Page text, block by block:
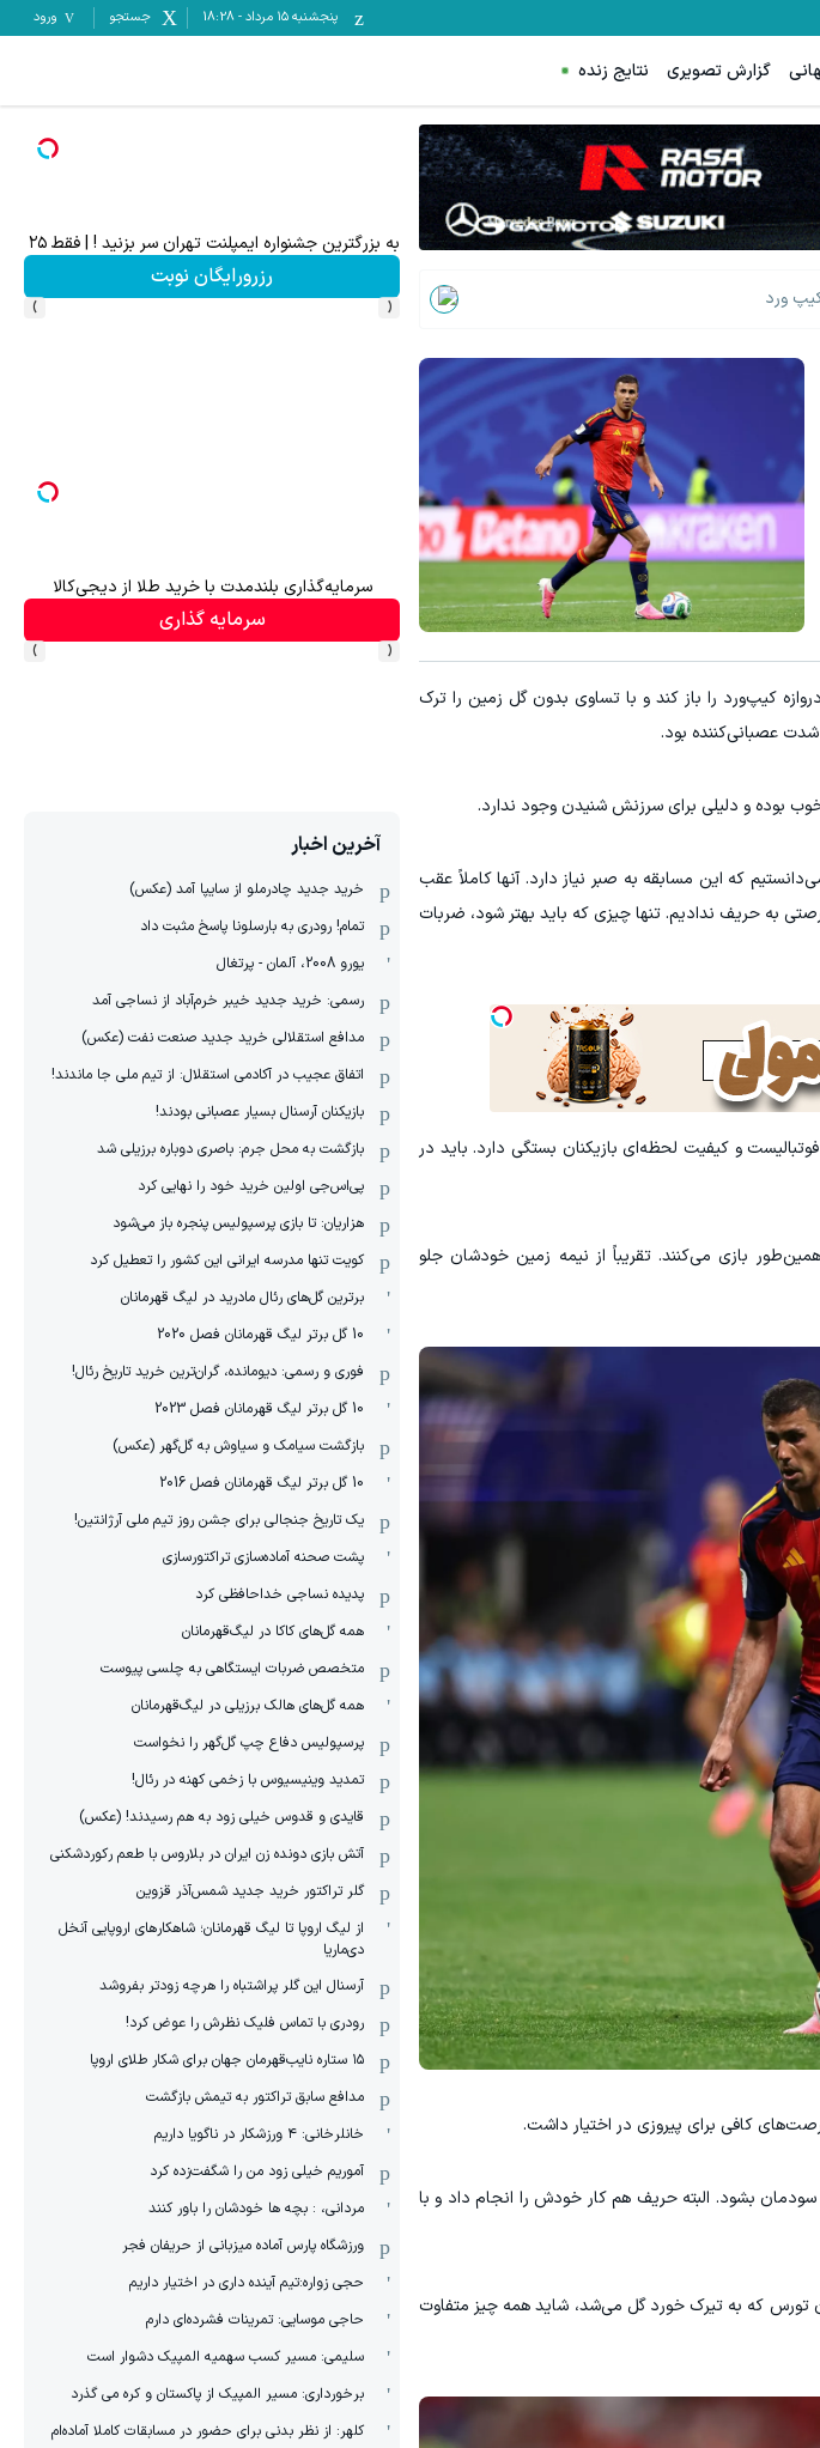
پنجشنبه ۱۵ مرداد -
18:28 جستجو ورود
گزارش تصویری نتایج زنده
ورد
مسابقه خود در جام جهانی ۲۰۲۶ نتوانست قفل دروازه کیپ‌ورد را باز کند و با تساوی بدون گل زمین را ترک
شدت عصبانی‌کننده بود.
بوده و دلیلی برای سرزنش شنیدن وجود ندارد.
که این مسابقه به صبر نیاز دارد. آنها کاملاً عقب
به حریف ندادیم. تنها چیزی که باید بهتر شود، ضربات
و کیفیت لحظه‌ای بازیکنان بستگی دارد. باید در
بازی می‌کنند. تقریباً از نیمه زمین خودشان جلو
کافی برای پیروزی در اختیار داشت.
سودمان بشود. البته حریف هم کار خودش را انجام داد و با
تورس که به تیرک خورد گل می‌شد، شاید همه چیز متفاوت
PS5 و آیفون 17 جایزه این گردونه شانس 😍 به بزرگترین جشنواره ایمپلنت تهران سر بزنید ! | فقط ۲۵ میلیون !
رزرورایگان نوبت
‹
›
بازدید آنلاین‌شاپت رو زیاد کن، بازدید بالاتر = درآمد بیشتر
فروشنده شو
سرمایه‌گذاری بلندمدت با خرید طلا از دیجی‌کالا
سرمایه گذاری
‹
›
آخرین اخبار
خرید جدید چادرملو از سایپا آمد (عکس)
تمام! رودری به بارسلونا پاسخ مثبت داد
یورو 2008، آلمان - پرتغال
رسمی: خرید جدید خیبر خرم‌آباد از نساجی آمد
مدافع استقلالی خرید جدید صنعت نفت (عکس)
اتفاق عجیب در آکادمی استقلال: از تیم ملی جا ماندند!
بازیکنان آرسنال بسیار عصبانی بودند!
بازگشت به محل جرم: باصری دوباره برزیلی شد
پی‌اس‌جی اولین خرید خود را نهایی کرد
هزاریان: تا بازی پرسپولیس پنجره باز می‌شود
کویت تنها مدرسه ایرانی این کشور را تعطیل کرد
برترین گل‌های رئال مادرید در لیگ قهرمانان
10 گل برتر لیگ قهرمانان فصل 2020
فوری و رسمی: دیومانده، گران‌ترین خرید تاریخ رئال!
10 گل برتر لیگ قهرمانان فصل 2023
بازگشت سیامک و سیاوش به گل‌گهر (عکس)
10 گل برتر لیگ قهرمانان فصل 2016
یک تاریخ جنجالی برای جشن روز تیم ملی آرژانتین!
پشت صحنه آماده‌سازی تراکتورسازی
پدیده نساجی خداحافظی کرد
همه گل‌های کاکا در لیگ‌قهرمانان
متخصص ضربات ایستگاهی به چلسی پیوست
همه گل‌های هالک برزیلی در لیگ‌قهرمانان
پرسپولیس دفاع چپ گل‌گهر را نخواست
تمدید وینیسیوس با زخمی کهنه در رئال!
قایدی و قدوس خیلی زود به هم رسیدند! (عکس)
آتش بازی دونده زن ایران در بلاروس با طعم رکوردشکنی
گلر تراکتور خرید جدید شمس‌آذر قزوین
از لیگ اروپا تا لیگ قهرمانان؛ شاهکارهای اروپایی آنخل
دی‌ماریا
آرسنال این گلر پراشتباه را هرچه زودتر بفروشد
رودری با تماس فلیک نظرش را عوض کرد!
١۵ ستاره نایب‌قهرمان جهان برای شکار طلای اروپا
مدافع سابق تراکتور به تیمش بازگشت
خانلرخانی: ۴ ورزشکار در ناگویا داریم
آموریم خیلی زود من را شگفت‌زده کرد
مردانی، : بچه ها خودشان را باور کنند
ورزشگاه پارس آماده میزبانی از حریفان فجر
حجی زواره:تیم آینده داری در اختیار داریم
حاجی موسایی: تمرینات فشرده‌ای دارم
سلیمی: مسیر کسب سهمیه المپیک دشوار است
برخورداری: مسیر المپیک از پاکستان و کره می گذرد
کلهر: از نظر بدنی برای حضور در مسابقات کاملا آماده‌ام